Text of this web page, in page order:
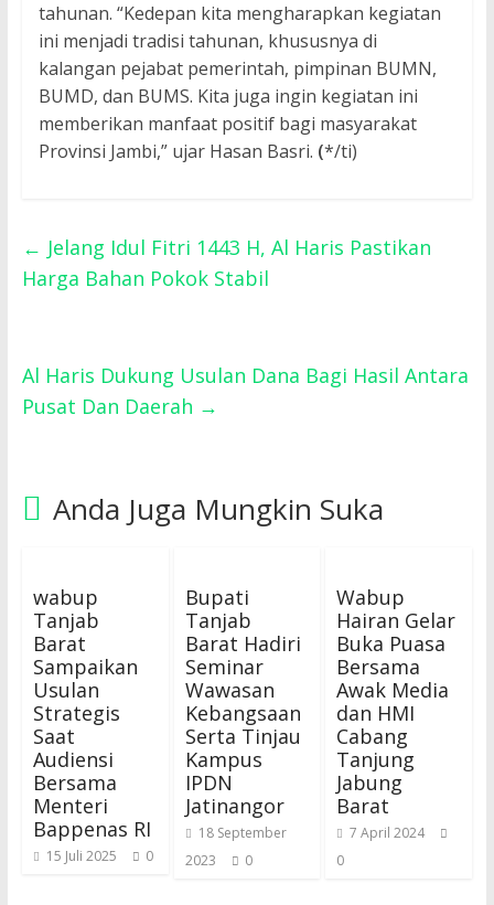
tahunan. “Kedepan kita mengharapkan kegiatan
ini menjadi tradisi tahunan, khususnya di
kalangan pejabat pemerintah, pimpinan BUMN,
BUMD, dan BUMS. Kita juga ingin kegiatan ini
memberikan manfaat positif bagi masyarakat
Provinsi Jambi,” ujar Hasan Basri. (*/ti)
← Jelang Idul Fitri 1443 H, Al Haris Pastikan
Harga Bahan Pokok Stabil
Al Haris Dukung Usulan Dana Bagi Hasil Antara
Pusat Dan Daerah →
Anda Juga Mungkin Suka
wabup
Tanjab
Barat
Sampaikan
Usulan
Strategis
Saat
Audiensi
Bersama
Menteri
Bappenas RI
15 Juli 2025 0
Bupati
Tanjab
Barat Hadiri
Seminar
Wawasan
Kebangsaan
Serta Tinjau
Kampus
IPDN
Jatinangor
18 September
2023
0
Wabup
Hairan Gelar
Buka Puasa
Bersama
Awak Media
dan HMI
Cabang
Tanjung
Jabung
Barat
7 April 2024
0